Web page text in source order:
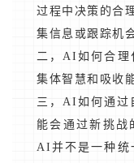
过程中决策的合
集信息或跟踪机
二，AI如何合理
集体智慧和吸收
三，AI如何通过
能会通过新挑战
AI并不是一种统